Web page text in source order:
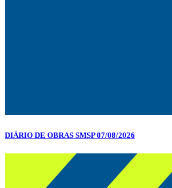
DIÁRIO DE OBRAS SMSP 07/08/2026